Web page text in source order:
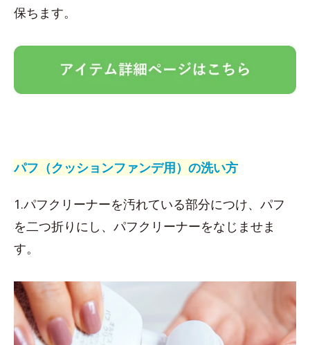
保ちます。
パフ（クッションファンデ用）の洗い方
1.パフクリーナーを汚れている部分につけ、パフ
を二つ折りにし、パフクリーナーをなじませま
す。